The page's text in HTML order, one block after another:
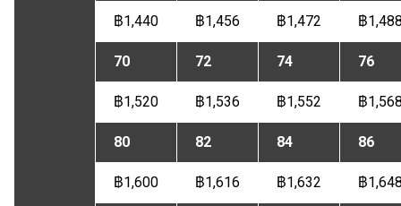
฿1,440 ฿1,456 ฿1,472 ฿
70 72 74 76
฿1,520 ฿1,536 ฿1,552 ฿
80 82 84 86
฿1,600 ฿1,616 ฿1,632 ฿